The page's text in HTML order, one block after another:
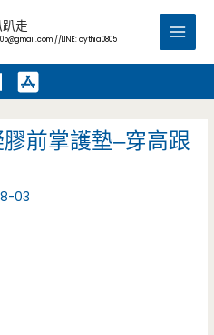
走
//LINE: cythia0805
Main
前掌護墊–穿高跟
03